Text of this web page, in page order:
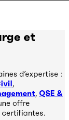
et
d’expertise :
,
, QSE &
offre